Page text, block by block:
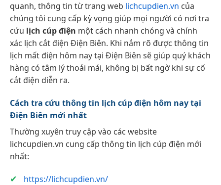
quanh, thông tin từ trang web lichcupdien.vn của
chúng tôi cung cấp kỳ vọng giúp mọi người có nơi tra
cứu lịch cúp điện một cách nhanh chóng và chính
xác lịch cắt điện Điện Biên. Khi nắm rõ được thông tin
lịch mất điện hôm nay tại Điện Biên sẽ giúp quý khách
hàng có tâm lý thoải mái, không bị bất ngờ khi sự cố
cắt điện diễn ra.
Cách tra cứu thông tin lịch cúp điện hôm nay tại
Điện Biên mới nhất
Thường xuyên truy cập vào các website
lichcupdien.vn cung cấp thông tin lịch cúp điện mới
nhất:
https://lichcupdien.vn/